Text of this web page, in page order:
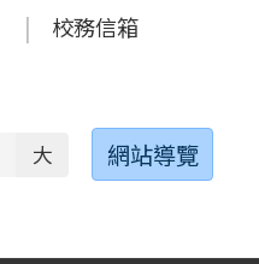
校務信箱
大 網站導覽